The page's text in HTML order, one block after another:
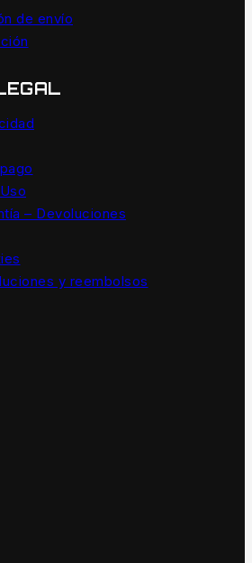
de envío
– Devoluciones
y reembolsos